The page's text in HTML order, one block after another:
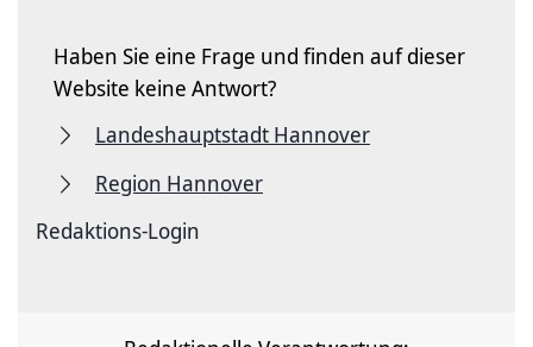
Haben Sie eine Frage und finden auf dieser
Website keine Antwort?
Landeshauptstadt Hannover
Region Hannover
Redaktions-Login